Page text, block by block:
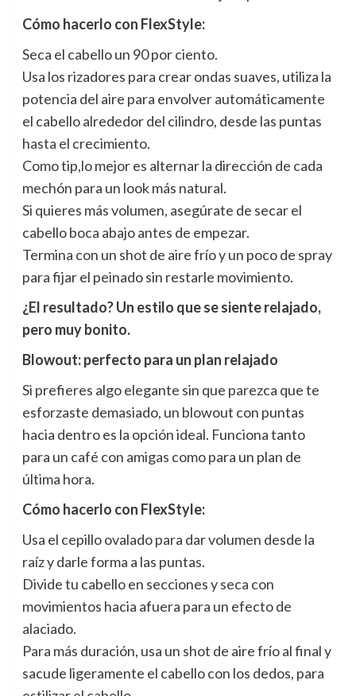
Cómo hacerlo con FlexStyle:
Seca el cabello un 90 por ciento.
Usa los rizadores para crear ondas suaves, utiliza la
potencia del aire para envolver automáticamente
el cabello alrededor del cilindro, desde las puntas
hasta el crecimiento.
Como tip,lo mejor es alternar la dirección de cada
mechón para un look más natural.
Si quieres más volumen, asegúrate de secar el
cabello boca abajo antes de empezar.
Termina con un shot de aire frío y un poco de spray
para fijar el peinado sin restarle movimiento.
¿El resultado? Un estilo que se siente relajado,
pero muy bonito.
Blowout: perfecto para un plan relajado
Si prefieres algo elegante sin que parezca que te
esforzaste demasiado, un blowout con puntas
hacia dentro es la opción ideal. Funciona tanto
para un café con amigas como para un plan de
última hora.
Cómo hacerlo con FlexStyle:
Usa el cepillo ovalado para dar volumen desde la
raíz y darle forma a las puntas.
Divide tu cabello en secciones y seca con
movimientos hacia afuera para un efecto de
alaciado.
Para más duración, usa un shot de aire frío al final y
sacude ligeramente el cabello con los dedos, para